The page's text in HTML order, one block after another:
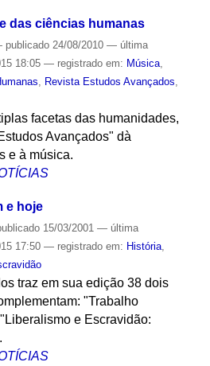
das ciências humanas
publicado24/08/2010 — última
18:05 — registrado em: Música,
Revista Estudos Avançados
facetas das humanidades,
Avançados" dà
e à música.
e hoje
15/03/2001 — última
17:50 — registrado em: História,
traz em sua edição 38 dois
"Trabalho
e Escravidão: